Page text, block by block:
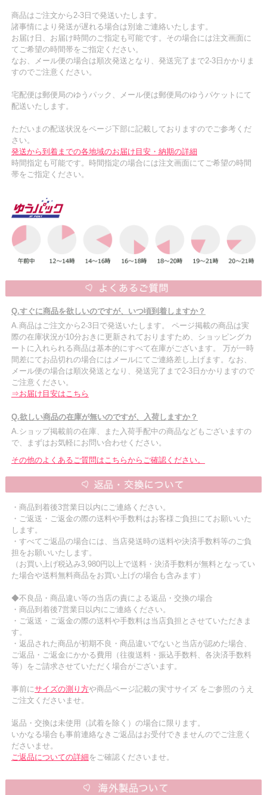
商品はご注文から2-3日で発送いたします。
諸事情により発送が遅れる場合は別途ご連絡いたします。
お届け日、お届け時間のご指定も可能です。その場合には注文画面に
てご希望の時間帯をご指定ください。
なお、メール便の場合は順次発送となり、発送完了まで2-3日かかりま
すのでご注意ください。
宅配便は郵便局のゆうパック、メール便は郵便局のゆうパケットにて
配送いたします。
ただいまの配送状況をページ下部に記載しておりますのでご参考くだ
さい。
発送から到着までの各地域のお届け目安・納期の詳細
時間指定も可能です。時間指定の場合には注文画面にてご希望の時間
帯をご指定ください。
Q.すぐに商品を欲しいのですが、いつ頃到着しますか？
A.商品はご注文から2-3日で発送いたします。 ページ掲載の商品は実
際の在庫状況が10分おきに更新されておりますため、ショッピングカ
ートに入れられる商品は基本的にすべて在庫がございます。 万が一時
間差にてお品切れの場合にはメールにてご連絡差し上げます。なお、
メール便の場合は順次発送となり、発送完了まで2-3日かかりますので
ご注意ください。
⇒お届け目安はこちら
Q.欲しい商品の在庫が無いのですが、入荷しますか？
A.ショップ掲載前の在庫、また入荷手配中の商品などもございますの
で、まずはお気軽にお問い合わせください。
その他のよくあるご質問はこちらからご確認ください。
・商品到着後3営業日以内にご連絡ください。
・ご返送・ご返金の際の送料や手数料はお客様ご負担にてお願いいた
します。
・すべてご返品の場合には、当店発送時の送料や決済手数料等のご負
担をお願いいたします。
（お買い上げ税込み3,980円以上で送料・決済手数料が無料となってい
た場合や送料無料商品をお買い上げの場合も含みます）
◆不良品・商品違い等の当店の責による返品・交換の場合
・商品到着後7営業日以内にご連絡ください。
・ご返送・ご返金の際の送料や手数料は当店負担とさせていただきま
す。
・返品された商品が初期不良・商品違いでないと当店が認めた場合、
ご返品・ご返金にかかる費用（往復送料・振込手数料、各決済手数料
等）をご請求させていただく場合がございます。
事前にサイズの測り方や商品ページ記載の実寸サイズ をご参照のうえ
ご注文くださいませ。
返品・交換は未使用（試着を除く）の場合に限ります。
いかなる場合も事前連絡なきご返品はお受付できませんのでご注意く
ださいませ。
ご返品についての詳細をご確認くださいませ。